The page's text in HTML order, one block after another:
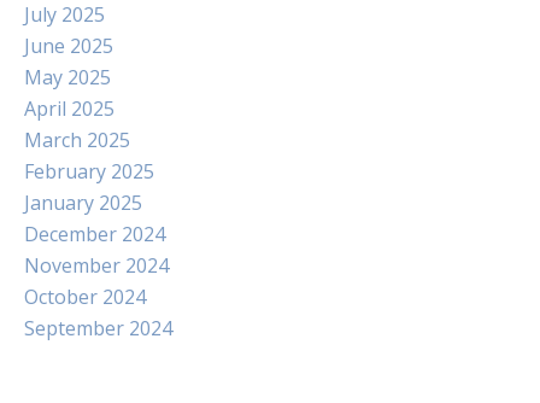
July 2025
June 2025
May 2025
April 2025
March 2025
February 2025
January 2025
December 2024
November 2024
October 2024
September 2024